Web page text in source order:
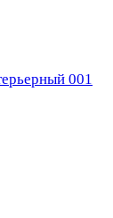
001